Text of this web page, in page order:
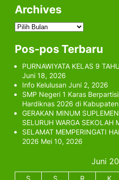
Archives
Archives
Pos-pos Terbaru
PURNAWIYATA KELAS 9
Juni 18, 2026
Info Kelulusan Juni 2, 2026
SMP Negeri 1 Karas
Hardiknas 2026 di
GERAKAN MINUM
SELURUH WARGA SEKOLAH
SELAMAT MEMPERINGATI
2026 Mei 10, 2026
Juni
S S R K